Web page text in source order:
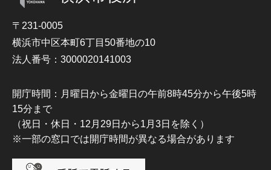
〒231-0005
横浜市中区本町6丁目50番地の10
法人番号：3000020141003
開庁時間：月曜日から金曜日の午前8時45分から午後5時
15分まで
（祝日・休日・12月29日から1月3日を除く）
※一部の窓口では開庁時間が異なる場合があります